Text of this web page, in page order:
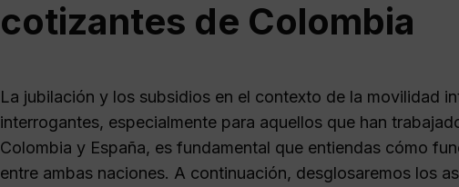
cotizantes de Colombia
La jubilación y los subsidios en el contexto de la movilidad
interrogantes, especialmente para aquellos que han
Colombia y España, es fundamental que entiendas cómo
entre ambas naciones. A continuación, desglosaremos los